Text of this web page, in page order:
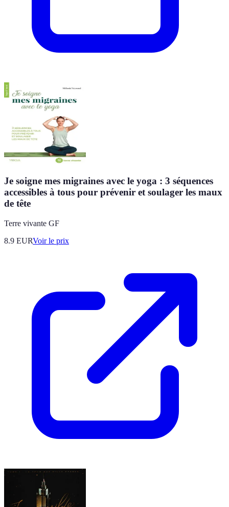
Je soigne mes migraines avec le yoga : 3 séquences
accessibles à tous pour prévenir et soulager les maux
de tête
Terre vivante GF
8.9 EURVoir le prix